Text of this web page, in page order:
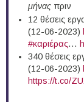
μήναςπριν
12 θέσεις
(12-06-2023)
#καριέρας…
340 θέσεις
(12-06-2023)
https://t.co/